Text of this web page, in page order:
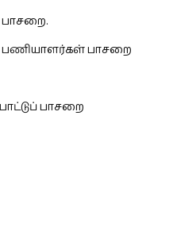
பாசறை
பாசறை